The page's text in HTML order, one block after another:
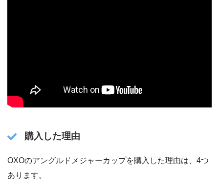
購入した理由
OXOのアングルドメジャーカップを購入した理由は、4つ
あります。